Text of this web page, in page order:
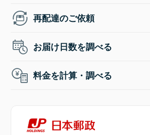
再配達のご依頼
お届け日数を調べる
料金を計算・調べる